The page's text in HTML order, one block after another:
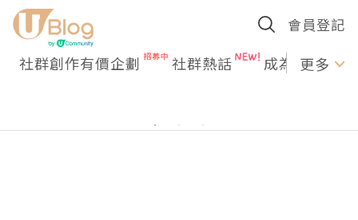
會員登記
社群創作有價企劃 社群熱話 成為U更多